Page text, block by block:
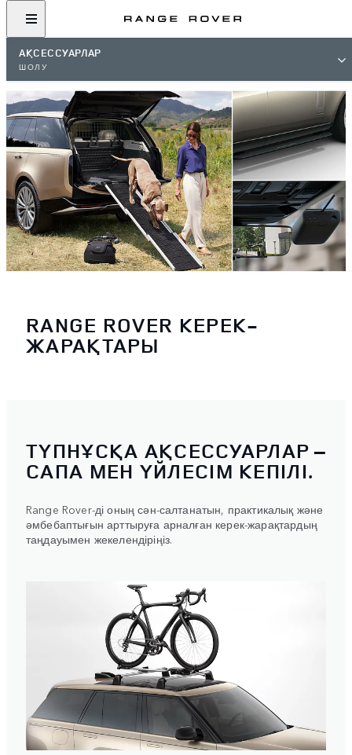
АҚСЕССУАРЛАР
ШОЛУ
RANGE ROVER КЕРЕК-
ЖАРАҚТАРЫ
ТҮПНҰСҚА АҚСЕССУАРЛАР –
САПА МЕН ҮЙЛЕСІМ КЕПІЛІ.
Range Rover-ді оның сән-салтанатын, практикалық және
әмбебаптығын арттыруға арналған керек-жарақтардың
таңдауымен жекелендіріңіз.